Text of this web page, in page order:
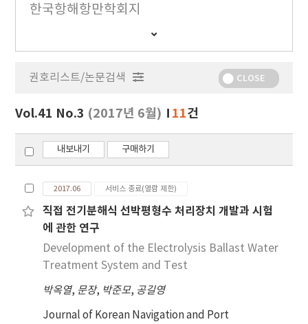
한국항해항만학회지
간
행
보
기
권호리스트/논문검색 CLOSE
Vol.41 No.3 (2017년 6월) 11건
내보내기 구매하기
2017.06 서비스 종료(열람 제한)
직접 전기분해식 선박평형수 처리장치 개발과 시험
에 관한 연구
Development of the Electrolysis Ballast Water
Treatment System and Test
박옥열, 문장, 박준모, 공길영
Journal of Korean Navigation and Port